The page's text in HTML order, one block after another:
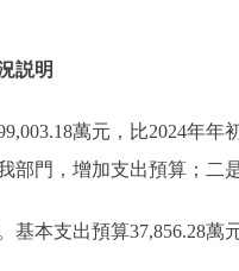
説明
萬元，比2024年年
部門，增加支出預算；二
支出預算37,856.28萬元